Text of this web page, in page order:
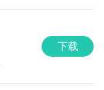
下载